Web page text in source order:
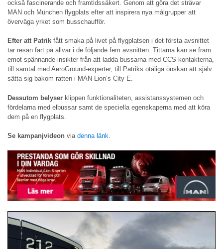
också fascinerande och framtidssäkert. Genom att göra det strävar
MAN och München flygplats efter att inspirera nya målgrupper att
överväga yrket som busschaufför.
Efter att Patrik fått smaka på livet på flygplatsen i det första avsnittet
tar resan fart på allvar i de följande fem avsnitten. Tittarna kan se fram
emot spännande insikter från att ladda bussarna med CCS-kontakterna,
till samtal med AeroGround-experter, till Patriks otåliga önskan att själv
sätta sig bakom ratten i MAN Lion’s City E.
Dessutom belyser klippen funktionaliteten, assistanssystemen och
fördelarna med elbussar samt de speciella egenskaperna med att köra
dem på en flygplats.
Se kampanjvideon via denna länk.